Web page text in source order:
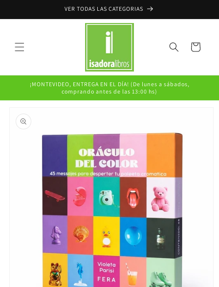
al contenido
VER TODAS LAS CATEGORIAS
Carrito
¡MONTEVIDEO, ENTREGA EN EL DÍA! (De lunes a sábados,
comprando antes de las 13:00 hs)
a la
información
del producto